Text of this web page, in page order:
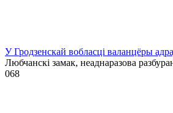
У Гродзенскай вобласці валанцёры
Любчанскі замак, неаднаразова
068